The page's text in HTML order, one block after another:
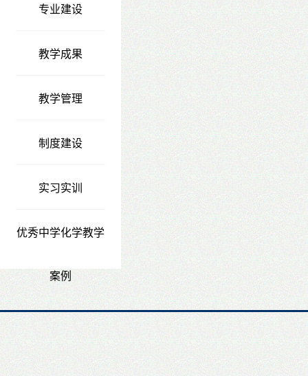
专业建设
教学成果
教学管理
制度建设
实习实训
优秀中学化学教学
案例